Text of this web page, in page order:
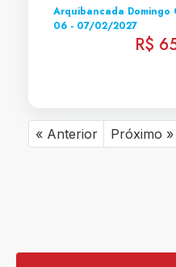
Arquibancada Domingo
06 - 07/02/2027
R$
« Anterior Próximo »